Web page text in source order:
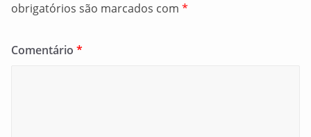
obrigatórios são marcados com *
Comentário *